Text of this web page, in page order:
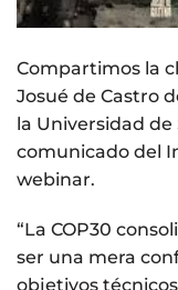
Compartimos la
Josué de Castro
la Universidad de
comunicado del
webinar.
“La COP30
ser una mera
objetivos